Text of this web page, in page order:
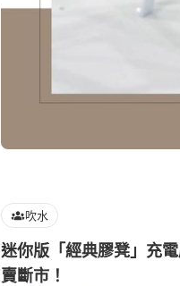
吹水
迷你版「經典膠凳」充
賣斷市！